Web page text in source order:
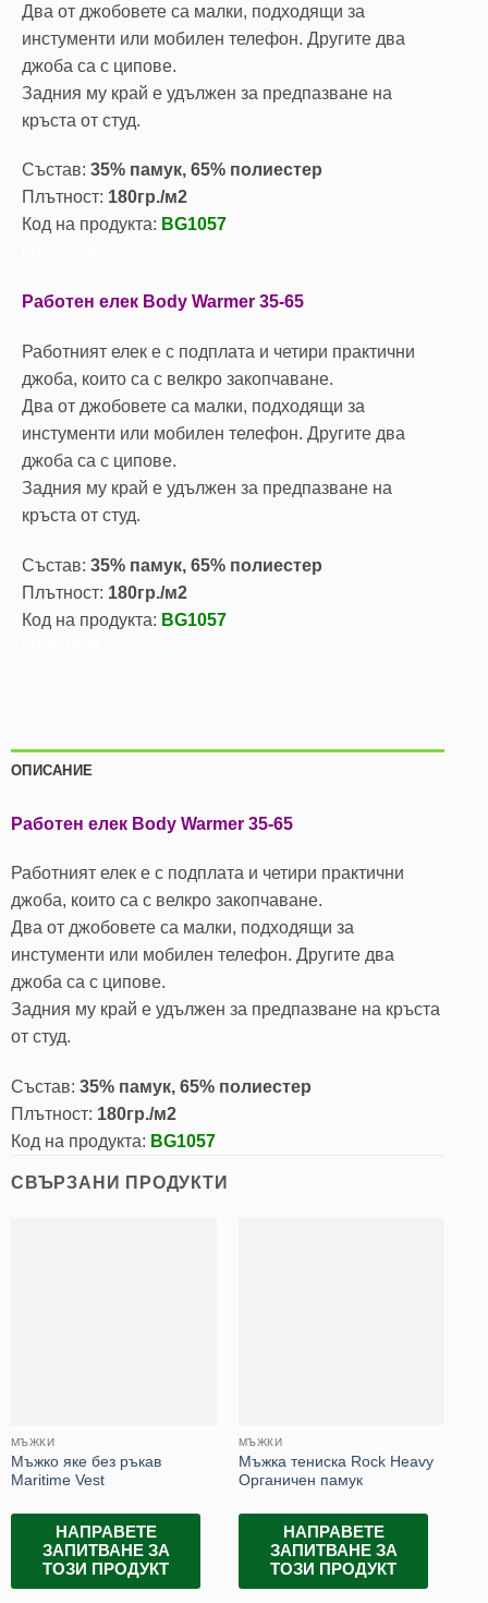
Два от джобовете са малки, подходящи за
инстументи или мобилен телефон. Другите два
джоба са с ципове.
Задния му край е удължен за предпазване на
кръста от студ.
Състав: 35% памук, 65% полиестер
Плътност: 180гр./м2
Код на продукта: BG1057
Работен елек Body Warmer 35-65
Работният елек е с подплата и четири практични
джоба, които са с велкро закопчаване.
Два от джобовете са малки, подходящи за
инстументи или мобилен телефон. Другите два
джоба са с ципове.
Задния му край е удължен за предпазване на
кръста от студ.
Състав: 35% памук, 65% полиестер
Плътност: 180гр./м2
Код на продукта: BG1057
ОПИСАНИЕ
Работен елек Body Warmer 35-65
Работният елек е с подплата и четири практични
джоба, които са с велкро закопчаване.
Два от джобовете са малки, подходящи за
инстументи или мобилен телефон. Другите два
джоба са с ципове.
Задния му край е удължен за предпазване на кръста
от студ.
Състав: 35% памук, 65% полиестер
Плътност: 180гр./м2
Код на продукта: BG1057
СВЪРЗАНИ ПРОДУКТИ
МЪЖКИ
Мъжко яке без ръкав
Maritime Vest
НАПРАВЕТЕ
ЗАПИТВАНЕ ЗА
ТОЗИ ПРОДУКТ
МЪЖКИ
Мъжка тениска Rock Heavy
Органичен памук
НАПРАВЕТЕ
ЗАПИТВАНЕ ЗА
ТОЗИ ПРОДУКТ